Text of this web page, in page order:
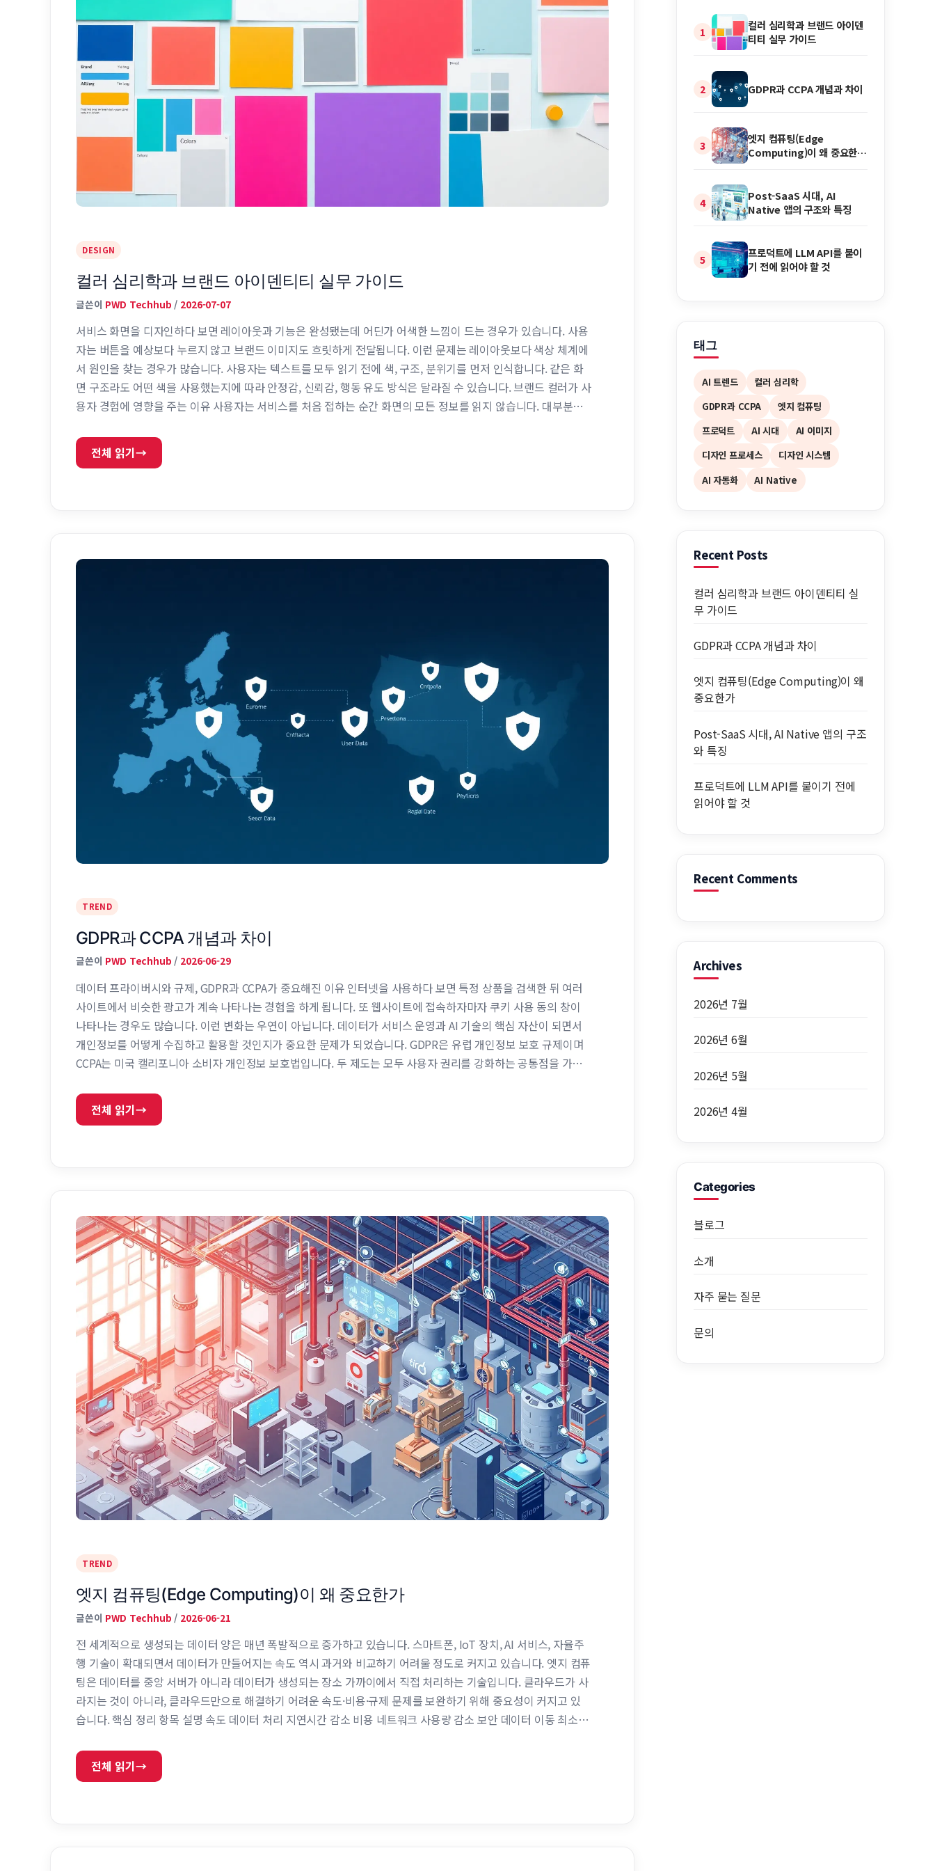
DESIGN
컬러 심리학과 브랜드 아이덴티티 실무 가이드
글쓴이 PWD Techhub / 2026-07-07
서비스 화면을 디자인하다 보면 레이아웃과 기능은 완성됐는데 어딘가 어색한 느낌이 드는 경우가 있습니다. 사용
자는 버튼을 예상보다 누르지 않고 브랜드 이미지도 흐릿하게 전달됩니다. 이런 문제는 레이아웃보다 색상 체계에
서 원인을 찾는 경우가 많습니다. 사용자는 텍스트를 모두 읽기 전에 색, 구조, 분위기를 먼저 인식합니다. 같은 화
면 구조라도 어떤 색을 사용했는지에 따라 안정감, 신뢰감, 행동 유도 방식은 달라질 수 있습니다. 브랜드 컬러가 사
용자 경험에 영향을 주는 이유 사용자는 서비스를 처음 접하는 순간 화면의 모든 정보를 읽지 않습니다. 대부분은
서비스나 업무 플랫폼에서는 …
전체 읽기→
TREND
GDPR과 CCPA 개념과 차이
글쓴이 PWD Techhub/ 2026-06-29
데이터 프라이버시와 규제, GDPR과 CCPA가 중요해진 이유 인터넷을 사용하다 보면 특정 상품을 검색한 뒤 여러
사이트에서 비슷한 광고가 계속 나타나는 경험을 하게 됩니다. 또 웹사이트에 접속하자마자 쿠키 사용 동의 창이
나타나는 경우도 많습니다. 이런 변화는 우연이 아닙니다. 데이터가 서비스 운영과 AI 기술의 핵심 자산이 되면서
개인정보를 어떻게 수집하고 활용할 것인지가 중요한 문제가 되었습니다. GDPR은 유럽 개인정보 보호 규제이며
CCPA는 미국 캘리포니아 소비자 개인정보 보호법입니다. 두 제도는 모두 사용자 권리를 강화하는 공통점을 가지
개인정보 수집·처리 …
전체 읽기→
TREND
엣지 컴퓨팅(Edge Computing)이 왜 중요한가
글쓴이 PWD Techhub / 2026-06-21
전 세계적으로 생성되는 데이터 양은 매년 폭발적으로 증가하고 있습니다. 스마트폰, IoT 장치, AI 서비스, 자율주
행 기술이 확대되면서 데이터가 만들어지는 속도 역시 과거와 비교하기 어려울 정도로 커지고 있습니다. 엣지 컴퓨
팅은 데이터를 중앙 서버가 아니라 데이터가 생성되는 장소 가까이에서 직접 처리하는 기술입니다. 클라우드가 사
라지는 것이 아니라, 클라우드만으로 해결하기 어려운 속도·비용·규제 문제를 보완하기 위해 중요성이 커지고 있
습니다. 핵심 정리 항목 설명 속도 데이터 처리 지연시간 감소 비용 네트워크 사용량 감소 보안 데이터 이동 최소화
상당한 혁신이었습니다. 기업들은 직접 …
전체 읽기→
1
컬러 심리학과 브랜드 아이덴
티티 실무 가이드
2 GDPR과 CCPA 개념과 차이
3
엣지 컴퓨팅(Edge
Computing)이 왜 중요한
4
Post-SaaS 시대, AI
Native 앱의 구조와 특징
5
프로덕트에 LLM API를 붙이
기 전에 읽어야 할 것
태그
AI 트렌드
컬러 심리학
GDPR과 CCPA
엣지 컴퓨팅
프로덕트
AI 시대
AI 이미지
디자인 프로세스
디자인 시스템
AI 자동화
AI Native
Recent Posts
컬러 심리학과 브랜드 아이덴티티 실
무 가이드
GDPR과 CCPA 개념과 차이
엣지 컴퓨팅(Edge Computing)이 왜
중요한가
Post-SaaS 시대, AI Native 앱의 구조
와 특징
프로덕트에 LLM API를 붙이기 전에
읽어야 할 것
Recent Comments
Archives
2026년 7월
2026년 6월
2026년 5월
2026년 4월
Categories
블로그
소개
자주 묻는 질문
문의